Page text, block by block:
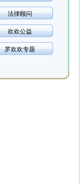
法律顾问
欢欢公益
罗欢欢专题